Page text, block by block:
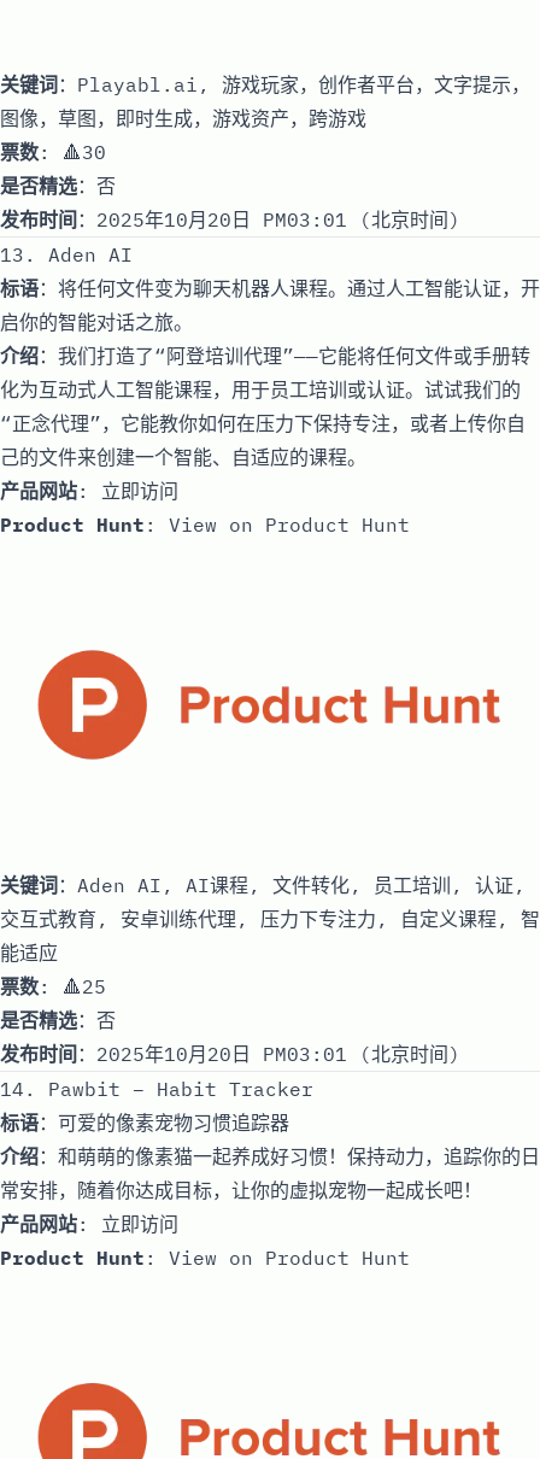
关键词 ：Playabl.ai, 游戏玩家，创作者平台，文字提示，
图像，草图，即时生成，游戏资产，跨游戏
票数: 🔺30
是否精选：否
发布时间 ：2025年10月20日 PM03:01 (北京时间)
13. Aden AI
标语：将任何文件变为聊天机器人课程。通过人工智能认证，开
启你的智能对话之旅。
介绍：我们打造了“阿登培训代理”——它能将任何文件或手册转
化为互动式人工智能课程，用于员工培训或认证。试试我们的
“正念代理”，它能教你如何在压力下保持专注，或者上传你自
己的文件来创建一个智能、自适应的课程。
产品网站: 立即访问
Product Hunt : View on Product Hunt
关键词：Aden AI, AI课程, 文件转化, 员工培训, 认证,
交互式教育, 安卓训练代理, 压力下专注力, 自定义课程, 智
能适应
票数: 🔺25
是否精选：否
发布时间 ：2025年10月20日 PM03:01 (北京时间)
14. Pawbit – Habit Tracker
标语：可爱的像素宠物习惯追踪器
介绍：和萌萌的像素猫一起养成好习惯！保持动力，追踪你的日
常安排，随着你达成目标，让你的虚拟宠物一起成长吧！
产品网站: 立即访问
Product Hunt : View on Product Hunt